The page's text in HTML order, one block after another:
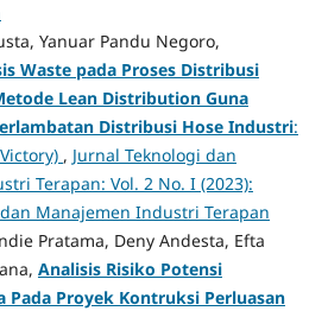
Yanuar Pandu Negoro,
Waste pada Proses Distribusi
Lean Distribution Guna
Distribusi Hose Industri:
, Jurnal Teknologi dan
Terapan: Vol. 2 No. I (2023):
Manajemen Industri Terapan
Pratama, Deny Andesta, Efta
Analisis Risiko Potensi
Pada Proyek Kontruksi Perluasan